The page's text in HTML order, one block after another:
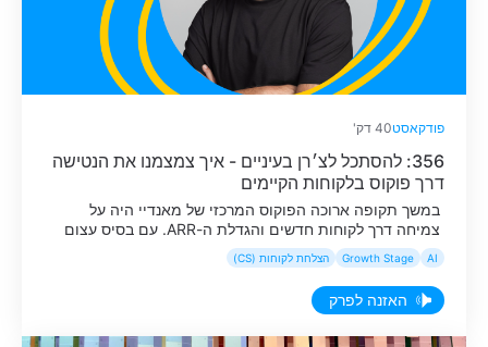
פודקאסט40 דק'
356: להסתכל לצ׳רן בעיניים - איך צמצמנו את הנטישה
דרך פוקוס בלקוחות הקיימים
במשך תקופה ארוכה הפוקוס המרכזי של מאנדיי היה על
צמיחה דרך לקוחות חדשים והגדלת ה-ARR. עם בסיס עצום
של מעל ל-250 אלף לקוחות, רק קצה הפירמידה זכה לליווי
צמוד ופרואקטיבי, בעוד שאר המשתמשים קיבלו מענה בעיקר
כשכבר צצה בעיה בשטח. אבל כשהחברה הגיעה למאסה
קריטית, היה ברור שהמשחק ההתקפי של רכישת לקוחות
AI
Growth Stage הצלחת לקוחות (CS)
האזנה לפרק